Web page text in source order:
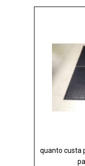
quanto custa